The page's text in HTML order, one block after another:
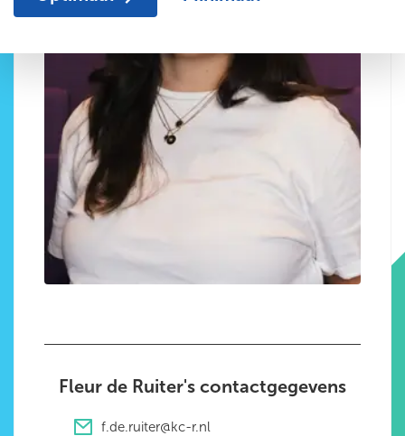
Fleur de Ruiter's contactgegevens
f.de.ruiter@kc-r.nl